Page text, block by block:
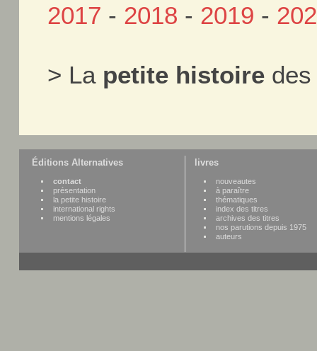
2017 - 2018 - 2019 -
> La petite histoire
Éditions Alternatives
contact
présentation
la petite histoire
international rights
mentions légales
livres
nouveautes
à paraître
thématiques
index des titres
archives des titres
nos parutions depuis 1975
auteurs